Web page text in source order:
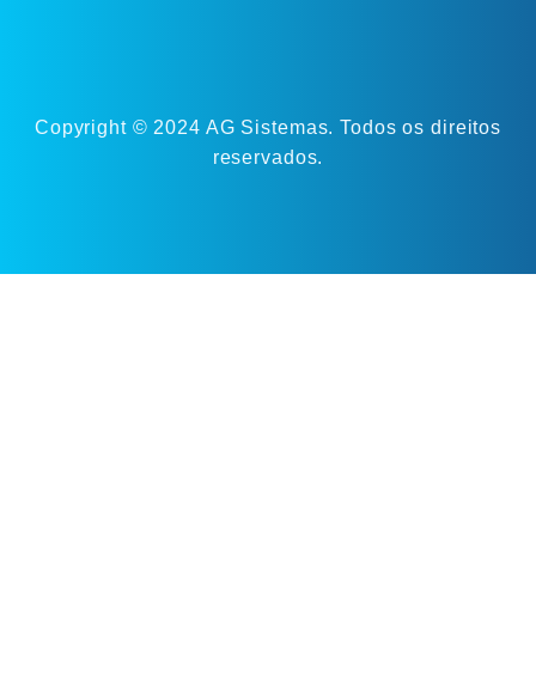
Copyright © 2024 AG Sistemas. Todos os direitos
reservados.